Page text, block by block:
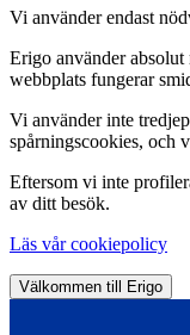
Vi använder endast
Erigo använder
webbplats fungerar
Vi använder inte
spårningscookies, och
Eftersom vi inte
av ditt besök.
Läs vår cookiepolicy
Välkommen till Erigo